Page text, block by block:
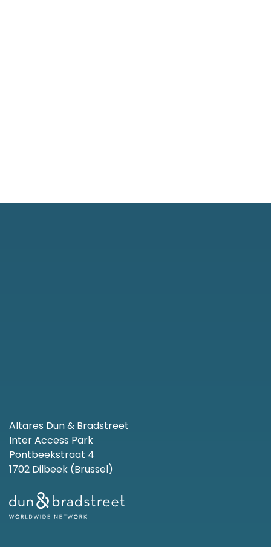
Altares Dun & Bradstreet
Inter Access Park
Pontbeekstraat 4
1702 Dilbeek (Brussel)